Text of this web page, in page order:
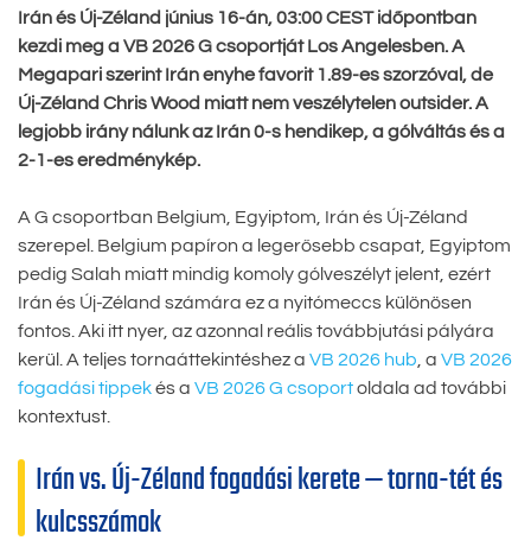
Irán és Új-Zéland június 16-án, 03:00 CEST időpontban
kezdi meg a VB 2026 G csoportját Los Angelesben. A
Megapari szerint Irán enyhe favorit 1.89-es szorzóval, de
Új-Zéland Chris Wood miatt nem veszélytelen outsider. A
legjobb irány nálunk az Irán 0-s hendikep, a gólváltás és a
2-1-es eredménykép.
A G csoportban Belgium, Egyiptom, Irán és Új-Zéland
szerepel. Belgium papíron a legerősebb csapat, Egyiptom
pedig Salah miatt mindig komoly gólveszélyt jelent, ezért
Irán és Új-Zéland számára ez a nyitómeccs különösen
fontos. Aki itt nyer, az azonnal reális továbbjutási pályára
kerül. A teljes tornaáttekintéshez a VB 2026 hub , a VB 2026
fogadási tippekés a VB 2026 G csoportoldala ad további
kontextust.
Irán vs. Új-Zéland fogadási kerete — torna-tét és
kulcsszámok